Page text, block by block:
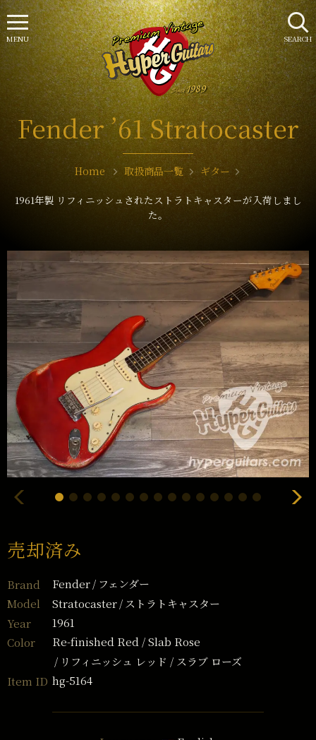
Fender ’61 Stratocaster
Home 取扱商品一覧 ギター
1961年製 リフィニッシュされたストラトキャスターが入荷しまし
た。
売却済み
Brand Fender
フェンダー
Model
Stratocaster
ストラトキャスター
Year
1961
Color
Re-finished Red / Slab Rose
リフィニッシュ レッド / スラブ ローズ
Item ID hg-5164
SEARCH
MENU